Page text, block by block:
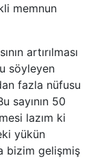
memnun
artırılması
söyleyen
fazla nüfusu
sayının 50
lazım ki
yükün
bizim gelişmiş